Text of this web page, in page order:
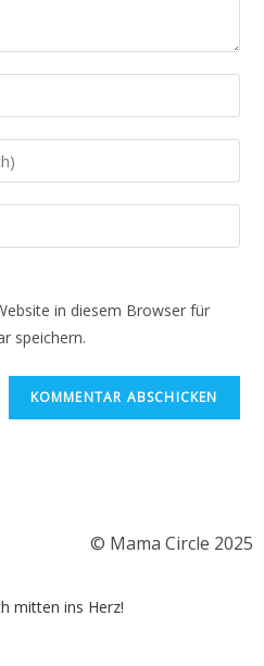
in diesem Browser für
speichern.
© Mama Circle 2025